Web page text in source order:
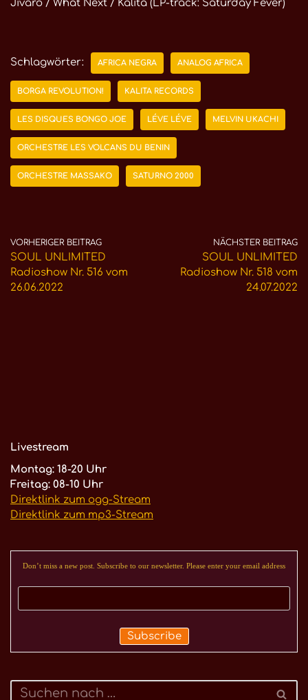
Jivaro / What Next / Kalita (LP-track: Saturday Fever)
Schlagwörter: AFRICA NEGRA ANALOG AFRICA
BORGA REVOLUTION! KALITA RECORDS
LES DISQUES BONGO JOE LÉVE LÉVE MELVIN UKACHI
ORCHESTRE LES VOLCANS DU BENIN
ORCHESTRE MASSAKO SATURNO 2000
VORHERIGER BEITRAG
SOUL UNLIMITED
Radioshow Nr. 516 vom
26.06.2022
NÄCHSTER BEITRAG
SOUL UNLIMITED
Radioshow Nr. 518 vom
24.07.2022
Livestream
Montag: 18-20 Uhr
Freitag: 08-10 Uhr
Direktlink zum ogg-Stream
Direktlink zum mp3-Stream
Don’t miss a new post. Subscribe to our newsletter. Please enter your email address